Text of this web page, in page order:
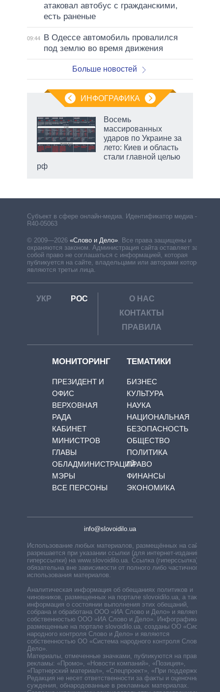
атаковал автобус с гражданскими,
есть раненые
09:44
В Одессе автомобиль провалился
под землю во время движения
Больше новостей
ИНФОГРАФИКА
Восемь
массированных
ударов по Украине за
лето: Киев и область
стали главной целью
рф
Субъект в сфере онлайн-медиа. Идентификатор медиа –
R40-05063
© 2009—2026 «Слово и Дело»
Все права защищены и
охраняются законом. Администрация сайта оставляет за
собой право не соглашаться с информацией, которая
публикуется на сайте, владельцами или авторами которой
являются третьи лица.
УКР РОС
О НАС
КОНТАКТЫ
ПРАВИЛА
МОНИТОРИНГ
ПРЕЗИДЕНТ И
ОФИС
ВЕРХОВНАЯ
РАДА
КАБИНЕТ
МИНИСТРОВ
ГЛАВЫ
ОБЛАДМИНИСТРАЦИЙ
МЭРЫ
ВСЕ ПЕРСОНЫ
ТЕМАТИКИ
БИЗНЕС
КУЛЬТУРА
НАУКА
НАЦИОНАЛЬНАЯ
БЕЗОПАСНОСТЬ
ОБЩЕСТВО
ПОЛИТИКА
ПРАВО
ФИНАНСЫ
ЭКОНОМИКА
info@slovoidilo.ua
Использование любых материалов, размещённых на сайте,
разрешается при указании ссылки (для интернет-изданий —
гиперссылки) на www.slovoidilo.ua. Ссылка (гиперссылка)
обязательна вне зависимости от полного либо частичного
использования материалов.
Аналитическая информация об обещаниях политиков и
чиновников, размещенных на портале slovoidilo.ua, а также
информация о состоянии выполнения этих обещаний,
собрана и обработана ООО «ИА Слово и Дело» и является
собственностью ООО «ИА Слово и Дело». Инфографики,
размещенные на портале slovoidilo.ua, созданы ОО «Система
народного контроля Слово и Дело» и являются
собственностью ОО «Система народного контроля Слово и
Дело».
Материалы, отмеченные значками, публикуются на правах
рекламы: «Промо», «Новости компаний», «Позиция»,
«Партнерский материал», «Спецпроект», «При поддержке».
Редакция не несет ответственности за факты и оценочные
суждения, обнародованные в рекламных материалах.